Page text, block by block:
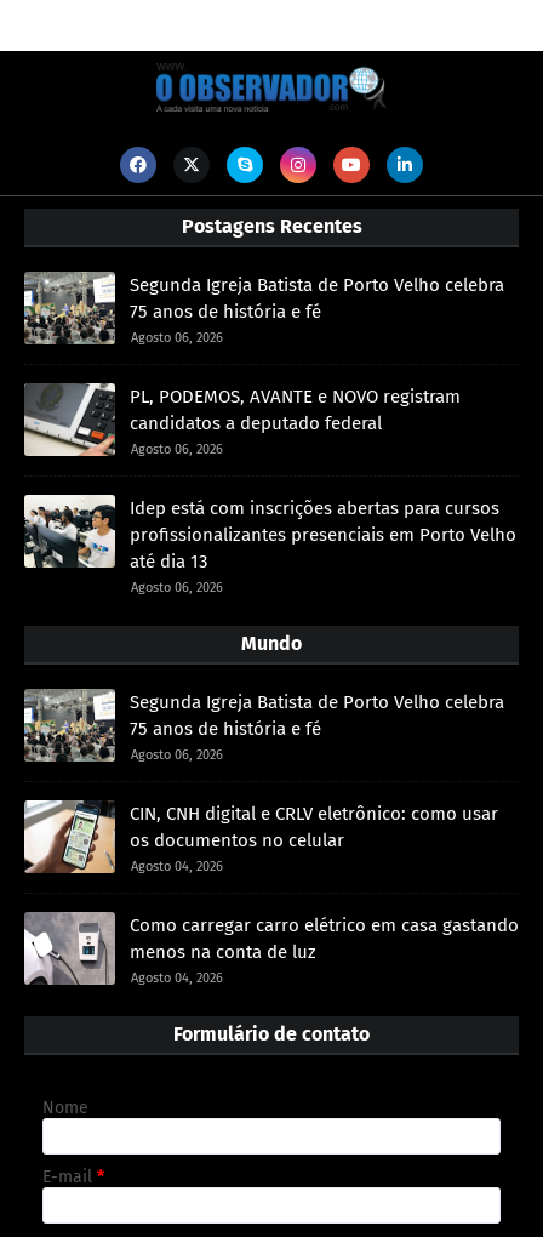
Postagens Recentes
Segunda Igreja Batista de Porto Velho celebra
75 anos de história e fé
Agosto 06, 2026
PL, PODEMOS, AVANTE e NOVO registram
candidatos a deputado federal
Agosto 06, 2026
Idep está com inscrições abertas para cursos
profissionalizantes presenciais em Porto Velho
até dia 13
Agosto 06, 2026
Mundo
Segunda Igreja Batista de Porto Velho celebra
75 anos de história e fé
Agosto 06, 2026
CIN, CNH digital e CRLV eletrônico: como usar
os documentos no celular
Agosto 04, 2026
Como carregar carro elétrico em casa gastando
menos na conta de luz
Agosto 04, 2026
Formulário de contato
Nome
E-mail *